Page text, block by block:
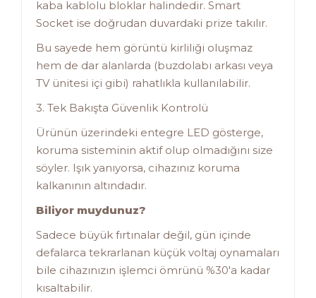
kaba kablolu bloklar halindedir. Smart
Socket ise doğrudan duvardaki prize takılır.
Bu sayede hem görüntü kirliliği oluşmaz
hem de dar alanlarda (buzdolabı arkası veya
TV ünitesi içi gibi) rahatlıkla kullanılabilir.
3. Tek Bakışta Güvenlik Kontrolü
Ürünün üzerindeki entegre LED gösterge,
koruma sisteminin aktif olup olmadığını size
söyler. Işık yanıyorsa, cihazınız koruma
kalkanının altındadır.
Biliyor muydunuz?
Sadece büyük fırtınalar değil, gün içinde
defalarca tekrarlanan küçük voltaj oynamaları
bile cihazınızın işlemci ömrünü %30'a kadar
kısaltabilir.